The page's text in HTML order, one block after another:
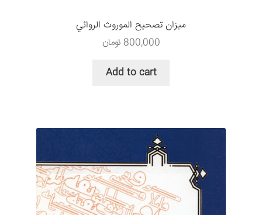
ميزان تصحيح الموروث الروائي
800,000 تومان
Add to cart